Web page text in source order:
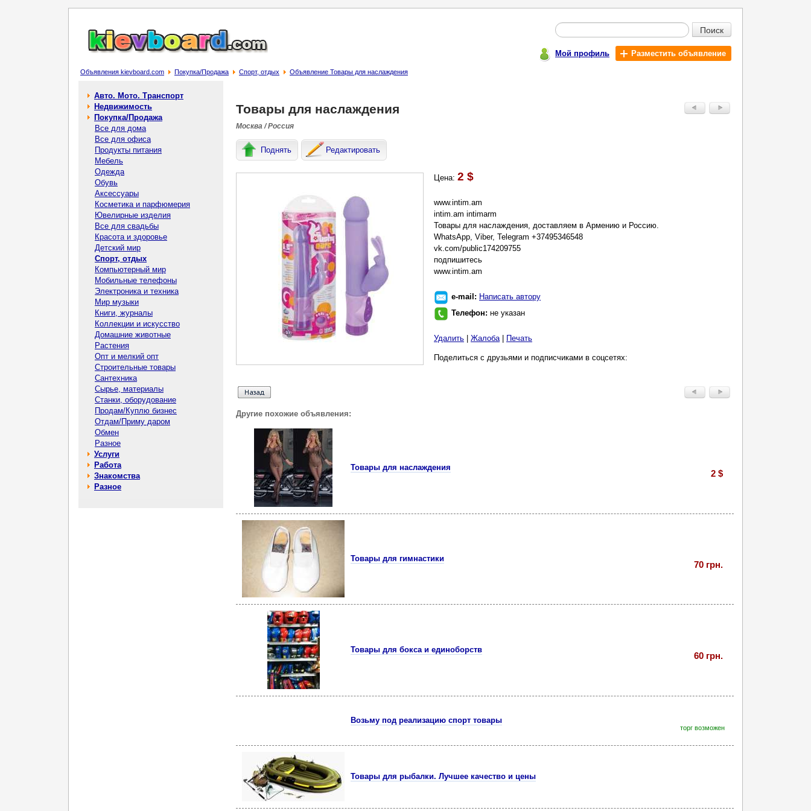
Поиск
Мой профиль Разместить объявление
Объявления kievboard.com Покупка/Продажа Спорт, отдых Объявление Товары для наслаждения
Авто. Мото. Транспорт
Недвижимость
Покупка/Продажа
Все для дома
Все для офиса
Продукты питания
Мебель
Одежда
Обувь
Аксессуары
Косметика и парфюмерия
Ювелирные изделия
Все для свадьбы
Красота и здоровье
Детский мир
Спорт, отдых
Компьютерный мир
Мобильные телефоны
Электроника и техника
Мир музыки
Книги, журналы
Коллекции и искусство
Домашние животные
Растения
Опт и мелкий опт
Строительные товары
Сантехника
Сырье, материалы
Станки, оборудование
Продам/Куплю бизнес
Отдам/Приму даром
Обмен
Разное
Услуги
Работа
Знакомства
Разное
Товары для наслаждения
Москва / Россия
Поднять Редактировать
Цена: 2 $
www.intim.am
intim.am intimarm
Товары для наслаждения, доставляем в Армению и Россию.
WhatsApp, Viber, Telegram +37495346548
vk.com/public174209755
подпишитесь
www.intim.am
e-mail: Написать автору
Телефон: не указан
Удалить Жалоба| Печать
Поделиться с друзьями и подписчиками в соцсетях:
Другие похожие объявления:
Товары для наслаждения
2 $
Товары для гимнастики
70 грн.
Товары для бокса и единоборств
60 грн.
Возьму под реализацию спорт товары
торг возможен
Товары для рыбалки. Лучшее качество и цены